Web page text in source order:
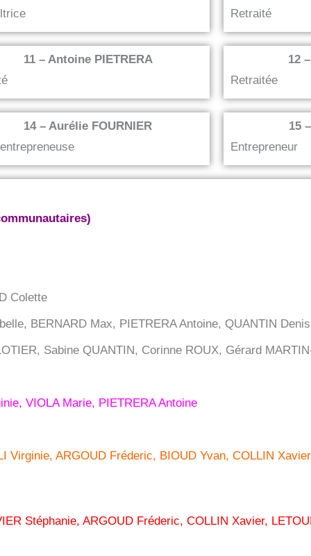
Retraité
11 – Antoine PIETRERA
12
Retraitée
14 – Aurélie FOURNIER
15
Entrepreneur
Colette
BERNARD Max, PIETRERA Antoine, QUANTIN Denis
Sabine QUANTIN, Corinne ROUX, Gérard
VIOLA Marie, PIETRERA Antoine
Virginie, ARGOUD Fréderic, BIOUD Yvan, COLLIN
Stéphanie, ARGOUD Fréderic, COLLIN Xavier,